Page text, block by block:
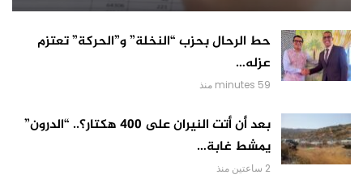
حط الرحال بحزب “النخلة” و”الحركة” تعتزم
عزله…
59 minutes منذ
بعد أن أتت النيران على 400 هكتار؟.. “الدرون”
يمشط غابة…
2 ساعتين منذ